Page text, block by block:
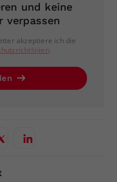
und keine
verpassen
akzeptiere ich die
.